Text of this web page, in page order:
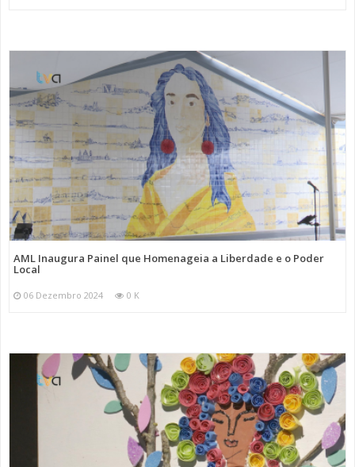
AML Inaugura Painel que Homenageia a Liberdade e o Poder
Local
06 Dezembro 2024 0 K